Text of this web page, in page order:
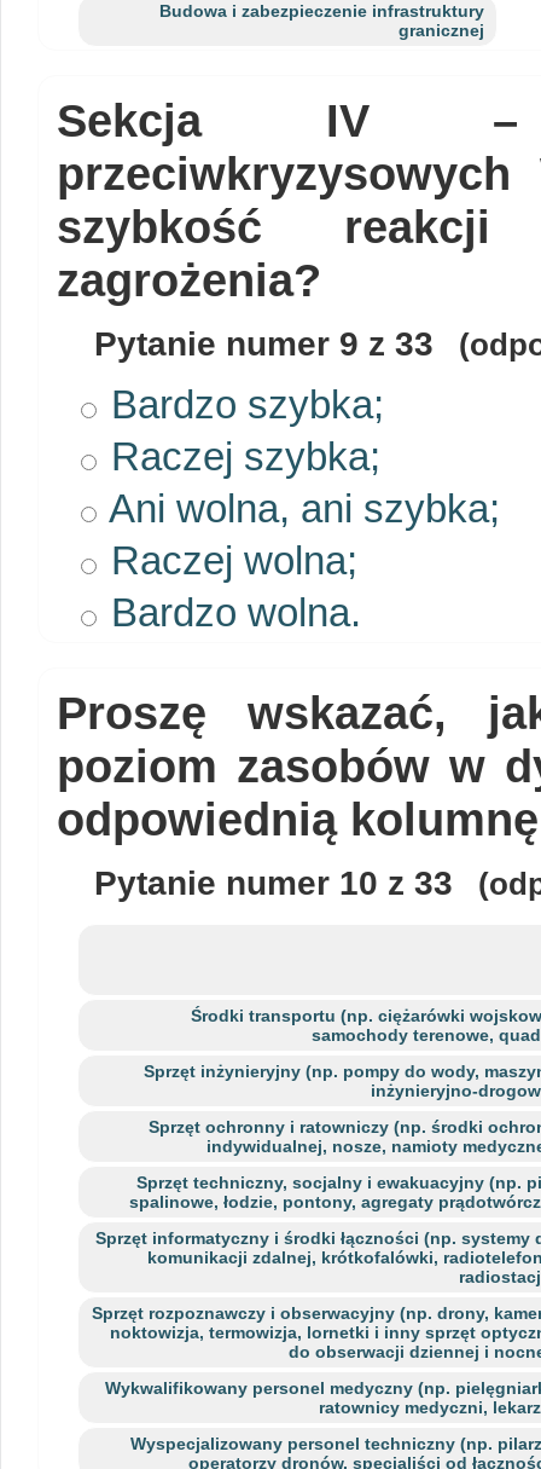
Budowa i zabezpieczenie infrastruktury
granicznej
Sekcja IV –
szybkość
zagrożenia?
Pytanie numer 9 z 33
Bardzo szybka;
Raczej szybka;
Ani wolna, ani szybka;
Raczej wolna;
Bardzo wolna.
Proszę wskazać,
poziom zasobów w
odpowiednią
Pytanie numer 10 z 33
Środki transportu (np. ciężarówki
samochody terenowe,
Sprzęt inżynieryjny (np. pompy do wody,
inżynieryjno-
Sprzęt ochronny i ratowniczy (np. środki
indywidualnej, nosze, namioty
Sprzęt techniczny, socjalny i ewakuacyjny (np.
spalinowe, łodzie, pontony, agregaty
Sprzęt informatyczny i środki łączności (np. systemy
komunikacji zdalnej, krótkofalówki,
Sprzęt rozpoznawczy i obserwacyjny (np. drony,
noktowizja, termowizja, lornetki i inny sprzęt
do obserwacji dziennej i
Wykwalifikowany personel medyczny (np.
ratownicy medyczni,
Wyspecjalizowany personel techniczny (np.
operatorzy dronów, specjaliści od